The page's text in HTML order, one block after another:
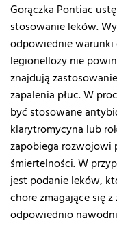
Gorączka Pontiac
stosowanie leków.
odpowiednie warunki
legionellozy nie
znajdują
zapalenia płuc. W
być stosowane
klarytromycyna lub
zapobiega rozwojowi
śmiertelności. W
jest podanie leków,
chore zmagające się
odpowiednio